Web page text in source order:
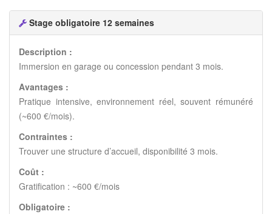
Stage obligatoire 12 semaines
Description :
Immersion en garage ou concession pendant 3 mois.
Avantages :
Pratique intensive, environnement réel, souvent rémunéré
(~600 €/mois).
Contraintes :
Trouver une structure d’accueil, disponibilité 3 mois.
Coût :
Gratification : ~600 €/mois
Obligatoire :